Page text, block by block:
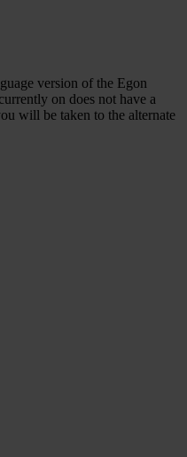
version of the Egon
on does not have a
will be taken to the alternate